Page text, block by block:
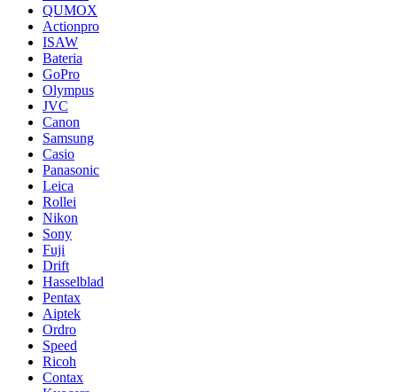
QUMOX
Actionpro
ISAW
Bateria
GoPro
Olympus
JVC
Canon
Samsung
Casio
Panasonic
Leica
Rollei
Nikon
Sony
Fuji
Drift
Hasselblad
Pentax
Aiptek
Ordro
Speed
Ricoh
Contax